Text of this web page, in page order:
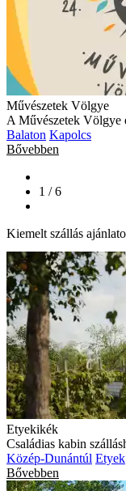
Művészetek Völgye
A Művészetek Völgye
Balaton Kapolcs
Bővebben
1 / 6
Kiemelt szállás
Etyekikék
Családias kabin
Közép-Dunántúl Etyek
Bővebben